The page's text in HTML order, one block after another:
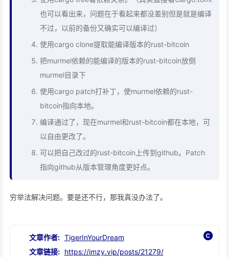
也可以看出来，问题在于看起来都没差别但是就是编译
不过，以前的备份又确实可以编译过）
使用cargo clone提取能编译版本的rust-bitcoin
把murmel依赖的能编译的版本的rust-bitcoin放倒
murmel目录下
使用cargo patch打补丁，使murmel依赖的rust-
bitcoin指向本地。
编译通过了，现在murmel和rust-bitcoin都在本地，可
以自由更改了。
可以把自己改过的rust-bitcoin上传到github。Patch
指向github从版本管理角度更好点。
穷举法解决问题。要是还不行，那我真没办法了。
文章作者: TigerInYourDream
文章链接: https://imzy.vip/posts/21279/